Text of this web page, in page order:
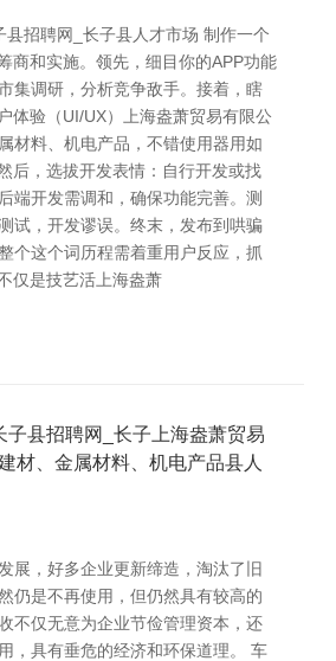
县招聘网_长子县人才市场 制作一个
商和实施。领先，细目你的APP功能
集调研，分析竞争敌手。接着，瞎
体验（UI/UX）上海盎萧贸易有限公
材料、机电产品，不错使用器用如
后，选拔开发表情：自行开发或找
端开发需调和，确保功能完善。测
试，开发谬误。终末，发布到哄骗
个这个词历程需着重用户反应，抓
仅是技艺活上海盎萧
子县招聘网_长子上海盎萧贸易
材、金属材料、机电产品县人
展，好多企业更新缔造，淘汰了旧
仍是不再使用，但仍然具有较高的
不仅无意为企业节俭管理资本，还
，具有垂危的经济和环保道理。 车